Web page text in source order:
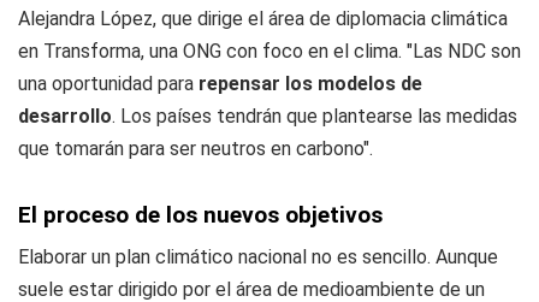
Alejandra López, que dirige el área de diplomacia climática
en Transforma, una ONG con foco en el clima. "Las NDC son
una oportunidad para repensar los modelos de
desarrollo. Los países tendrán que plantearse las medidas
que tomarán para ser neutros en carbono".
El proceso de los nuevos objetivos
Elaborar un plan climático nacional no es sencillo. Aunque
suele estar dirigido por el área de medioambiente de un